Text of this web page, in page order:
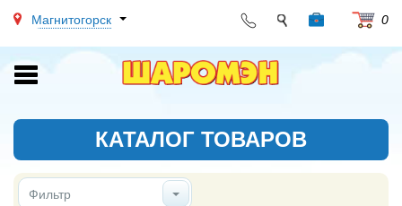
Магнитогорск 0
Toggle
navigation
КАТАЛОГ ТОВАРОВ
Фильтр